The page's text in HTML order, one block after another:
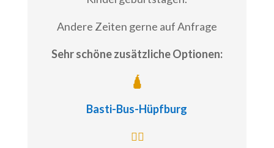
Andere Zeiten gerne auf Anfrage
Sehr schöne zusätzliche Optionen:
🛕
Basti-Bus-Hüpfburg
🏴‍☠️